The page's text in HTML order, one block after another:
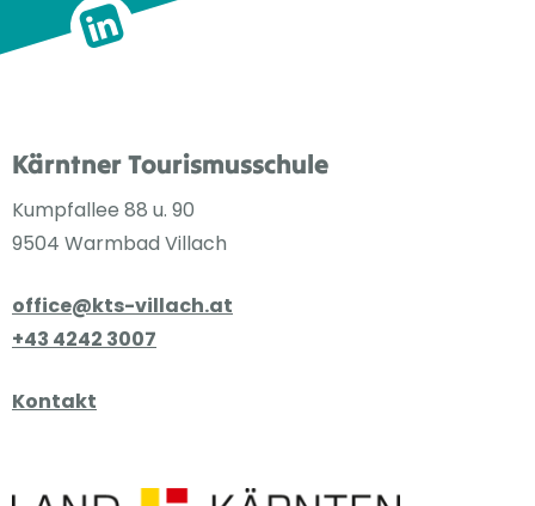
Kärntner Tourismusschule
Kumpfallee 88 u. 90
9504 Warmbad Villach
office@kts-villach.at
+43 4242 3007
Kontakt